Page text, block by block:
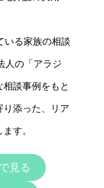
いる家族の相談
人の「アラジ
談事例をもと
り添った、リア
す。
見る